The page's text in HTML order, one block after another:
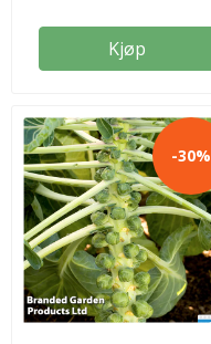
Høstes fra: juni-august
Høyde: 15cm. Antall frø:
Kjøp
-30%